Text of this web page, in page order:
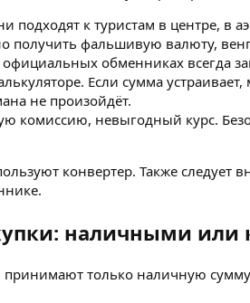
подходят к туристам в центре, в
получить фальшивую валюту,
обменниках всегда
Если сумма
не произойдёт.
комиссию, невыгодный курс.
конвертер. Также
наличными или
принимают только наличную